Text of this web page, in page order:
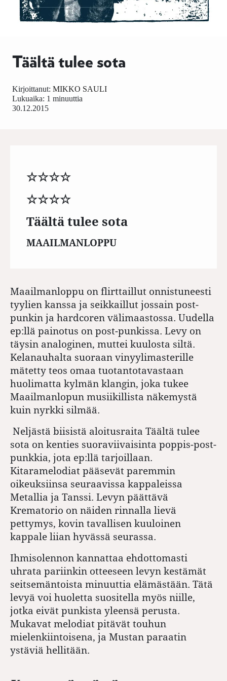
Täältä tulee sota
30.12.2015
Kirjoittanut: MIKKO SAULI
Lukuaika: 1 minuuttia
☆☆☆☆
☆☆☆☆
Täältä tulee sota
MAAILMANLOPPU
Maailmanloppu on flirttaillut onnistuneesti
tyylien kanssa ja seikkaillut jossain post-
punkin ja hardcoren välimaastossa. Uudella
ep:llä painotus on post-punkissa. Levy on
täysin analoginen, muttei kuulosta siltä.
Kelanauhalta suoraan vinyylimasterille
mätetty teos omaa tuotantotavastaan
huolimatta kylmän klangin, joka tukee
Maailmanlopun musiikillista näkemystä
kuin nyrkki silmää.
Neljästä biisistä aloitusraita Täältä tulee
sota on kenties suoraviivaisinta poppis-post-
punkkia, jota ep:llä tarjoillaan.
Kitaramelodiat pääsevät paremmin
oikeuksiinsa seuraavissa kappaleissa
Metallia ja Tanssi. Levyn päättävä
Krematorio on näiden rinnalla lievä
pettymys, kovin tavallisen kuuloinen
kappale liian hyvässä seurassa.
Ihmisolennon kannattaa ehdottomasti
uhrata pariinkin otteeseen levyn kestämät
seitsemäntoista minuuttia elämästään. Tätä
levyä voi huoletta suositella myös niille,
jotka eivät punkista yleensä perusta.
Mukavat melodiat pitävät touhun
mielenkiintoisena, ja Mustan paraatin
ystäviä hellitään.